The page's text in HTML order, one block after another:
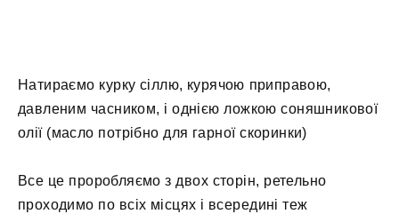
Натираємо курку сіллю, курячою приправою,
давленим часником, і однією ложкою соняшникової
олії (масло потрібно для гарної скоринки)
Все це проробляємо з двох сторін, ретельно
проходимо по всіх місцях і всередині теж